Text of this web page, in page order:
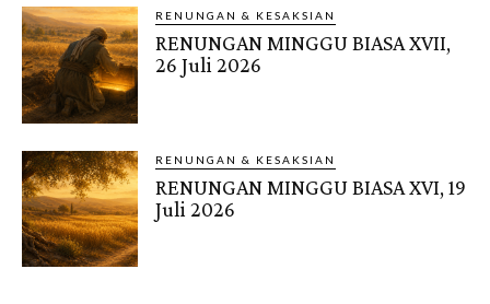
RENUNGAN & KESAKSIAN
RENUNGAN MINGGU BIASA XVII,
26 Juli 2026
RENUNGAN & KESAKSIAN
RENUNGAN MINGGU BIASA XVI, 19
Juli 2026